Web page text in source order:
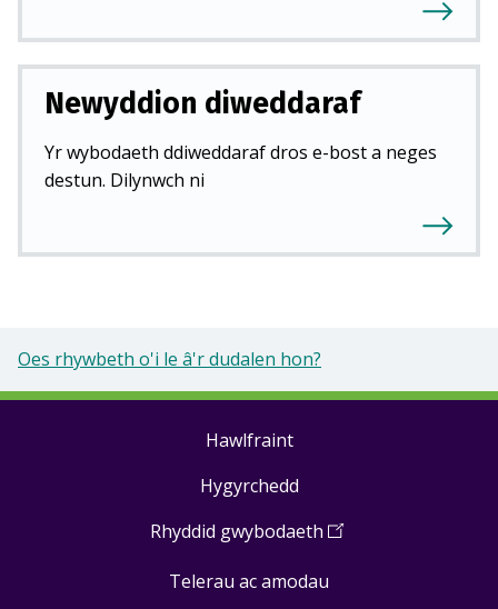
Newyddion diweddaraf
Yr wybodaeth ddiweddaraf dros e-bost a neges
destun. Dilynwch ni
Oes rhywbeth o'i le â'r dudalen hon?
Hawlfraint
Hygyrchedd
Rhyddid gwybodaeth (Open
a
Telerau ac amodau